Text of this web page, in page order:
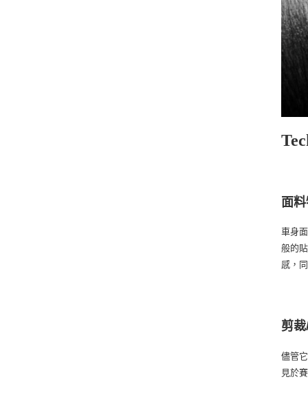
面
車身
般的
感，
剪
儘管
見於